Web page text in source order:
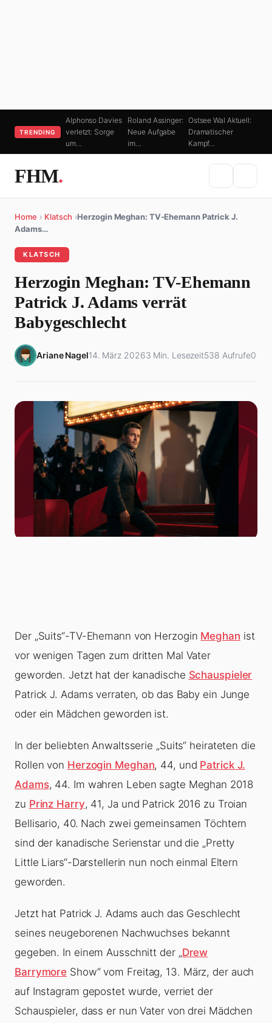
TRENDING
Alphonso Davies
verletzt: Sorge
um…
Roland Assinger:
Neue Aufgabe
im…
Ostsee Wal Aktuell:
Dramatischer
Kampf…
FHM.
Home › Klatsch ›Herzogin Meghan: TV-Ehemann Patrick J.
Adams…
KLATSCH
Herzogin Meghan: TV-Ehemann
Patrick J. Adams verrät
Babygeschlecht
Ariane Nagel14. März 20263 Min. Lesezeit538 Aufrufe0
Der „Suits“-TV-Ehemann von Herzogin Meghan ist
vor wenigen Tagen zum dritten Mal Vater
geworden. Jetzt hat der kanadische Schauspieler
Patrick J. Adams verraten, ob das Baby ein Junge
oder ein Mädchen geworden ist.
In der beliebten Anwaltsserie „Suits“ heirateten die
Rollen von Herzogin Meghan, 44, und Patrick J.
Adams, 44. Im wahren Leben sagte Meghan 2018
zu Prinz Harry, 41, Ja und Patrick 2016 zu Troian
Bellisario, 40. Nach zwei gemeinsamen Töchtern
sind der kanadische Serienstar und die „Pretty
Little Liars“-Darstellerin nun noch einmal Eltern
geworden.
Jetzt hat Patrick J. Adams auch das Geschlecht
seines neugeborenen Nachwuchses bekannt
gegeben. In einem Ausschnitt der „Drew
Barrymore Show“ vom Freitag, 13. März, der auch
auf Instagram gepostet wurde, verriet der
Schauspieler, dass er nun Vater von drei Mädchen